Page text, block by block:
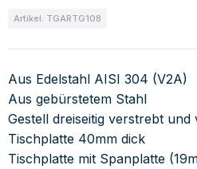
Artikel: TGARTG108
Aus Edelstahl AISI 304 (V2A)
Aus gebürstetem Stahl
Gestell dreiseitig verstrebt und
Tischplatte 40mm dick
Tischplatte mit Spanplatte